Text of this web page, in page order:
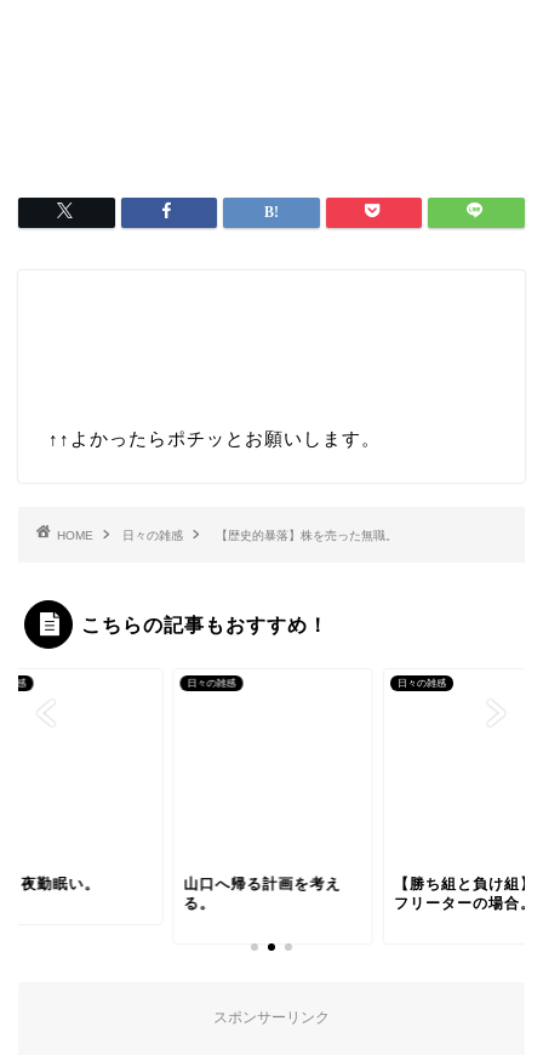
↑↑ よかったらポチッとお願いします。
HOME 日々の雑感 【歴史的暴落】株を売った無職。
こちらの記事もおすすめ！
雑感
。夜勤眠い。
日々の雑感
山口へ帰る計画を考え
る。
日々の雑感
【勝ち組と負け組】
フリーターの場合。
スポンサーリンク